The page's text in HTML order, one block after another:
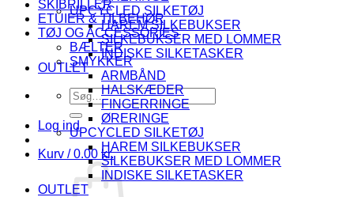
UPCYCLED SILKETØJ
HAREM SILKEBUKSER
SILKEBUKSER MED LOMMER
INDISKE SILKETASKER
OUTLET
Søg
efter:
Log ind
Kurv /0.00 kr.
SKIBRILLER
ETUIER & TILBEHØR
TØJ OG ACCESSORIES
BÆLTER
SMYKKER
ARMBÅND
HALSKÆDER
FINGERRINGE
ØRERINGE
UPCYCLED SILKETØJ
HAREM SILKEBUKSER
SILKEBUKSER MED LOMMER
INDISKE SILKETASKER
OUTLET